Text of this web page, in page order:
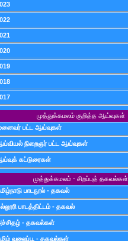
முத்துக்கமலம் குறித்த ஆய்வுகள்
பட்ட ஆய்வுகள்
நிறைஞர் பட்ட ஆய்வுகள்
கட்டுரைகள்
முத்துக்கமலம் - சிறப்புத் தகவல்கள்
பாடநூல் - தகவல்
பாடத்திட்டம் - தகவல்
- தகவல்கள்
வலைப்பூ - தகவல்கள்